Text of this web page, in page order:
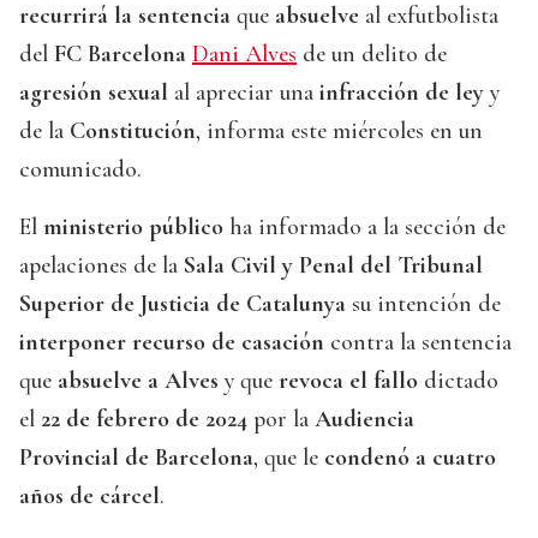
recurrirá la sentencia que absuelve al exfutbolista
del FC Barcelona Dani Alves de un delito de
agresión sexual al apreciar una infracción de ley y
de la Constitución, informa este miércoles en un
comunicado.
El ministerio público ha informado a la sección de
apelaciones de la Sala Civil y Penal del Tribunal
Superior de Justicia de Catalunya su intención de
interponer recurso de casación contra la sentencia
que absuelve a Alves y que revoca el fallo dictado
el 22 de febrero de 2024 por la Audiencia
Provincial de Barcelona, que le condenó a cuatro
años de cárcel.